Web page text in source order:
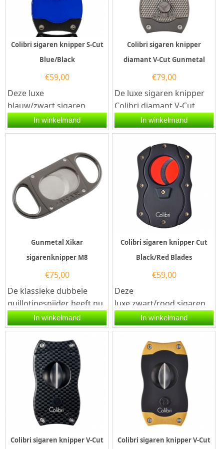
Colibri sigaren knipper S-Cut
Blue/Black
€59,00
Deze luxe
blauw/zwart sigaren
knipper Colibri S-Cut is
voorzien van twee
In winkelmand
Colibri sigaren knipper
diamant V-Cut Gunmetal
€79,00
De luxe sigaren knipper
Colibri diamant V-Cut
Gunmetal heeft twee
snijmessen van roestvrij...
In winkelmand
Gunmetal Xikar
sigarenknipper M8
€75,00
De klassieke dubbele
guillotinesnijder heeft nu
een meer verfijnde look
en feel. De M8 behoudt...
In winkelmand
Colibri sigaren knipper Cut
Black/Red Blades
€59,00
Deze
luxe zwart/rood sigaren
knipper Colibri Cut Blades
is voorzien van twee...
In winkelmand
Colibri sigaren knipper V-Cut Colibri sigaren knipper V-Cut